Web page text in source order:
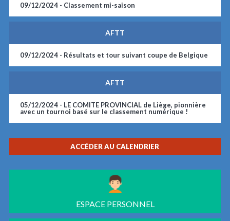
09/12/2024 - Classement mi-saison
AFTT
09/12/2024 - Résultats et tour suivant coupe de Belgique
AFTT
05/12/2024 - LE COMITE PROVINCIAL de Liège, pionnière
avec un tournoi basé sur le classement numérique !
ACCÉDER AU CALENDRIER
ESPACE PERSONNEL